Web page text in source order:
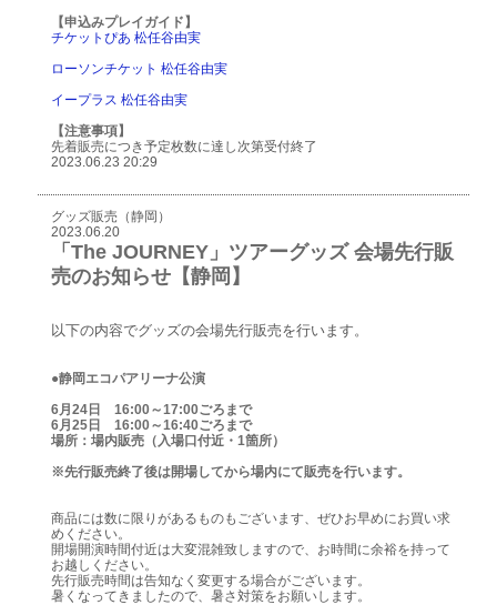
【申込みプレイガイド】
チケットぴあ 松任谷由実
ローソンチケット 松任谷由実
イープラス 松任谷由実
【注意事項】
先着販売につき予定枚数に達し次第受付終了
2023.06.23 20:29
グッズ販売（静岡）
2023.06.20
「The JOURNEY」ツアーグッズ 会場先行販
売のお知らせ【静岡】
以下の内容でグッズの会場先行販売を行います。
●静岡エコパアリーナ公演
6月24日 16:00～17:00ごろまで
6月25日 16:00～16:40ごろまで
場所：場内販売（入場口付近・1箇所）
※先行販売終了後は開場してから場内にて販売を行います。
商品には数に限りがあるものもございます、ぜひお早めにお買い求
めください。
開場開演時間付近は大変混雑致しますので、お時間に余裕を持って
お越しください。
先行販売時間は告知なく変更する場合がございます。
暑くなってきましたので、暑さ対策をお願いします。